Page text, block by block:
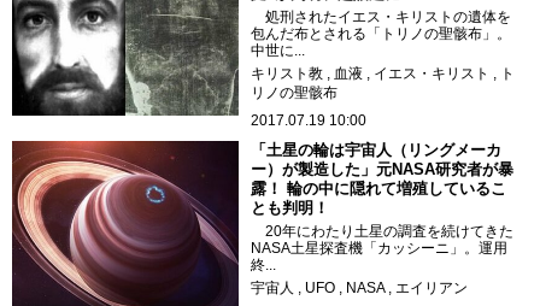
処刑されたイエス・キリストの遺体を
包んだ布とされる「トリノの聖骸布」。
中世に...
キリスト教
血液 イエス・キリスト
ト
リノの聖骸布
2017.07.19 10:00
「土星の輪は宇宙人（リングメーカ
ー）が製造した」元NASA研究者が暴
露！ 輪の中に隠れて増殖しているこ
とも判明！
20年にわたり土星の調査を続けてきた
NASA土星探査機「カッシーニ」。運用
終...
宇宙人
UFO NASA
エイリアン